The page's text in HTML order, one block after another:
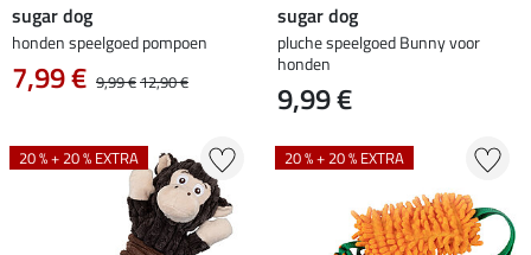
sugar dog
honden speelgoed pompoen
7,99 € 9,99 €12,90 €
sugar dog
pluche speelgoed Bunny voor
honden
9,99 €
20 % + 20 % EXTRA 20 % + 20 % EXTRA